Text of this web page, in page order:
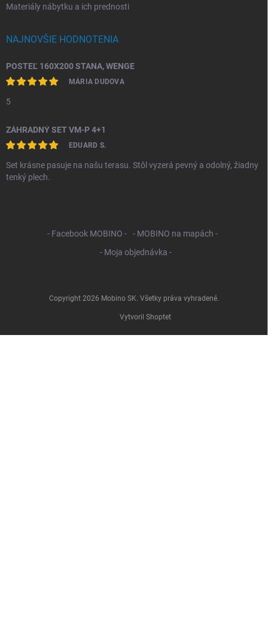
Materiály nábytku a ich prednosti
NAJNOVŠIE HODNOTENIA
POSTEĽ 160X200 STANA, WENGE
MÁRIA DUDOVA
5
ZÁHRADNÝ SET VM-P 4+1
EDUARD S.
Set krásne pasuje na našu terasu. Stôl vyzerá pevný a odolný, žiadny
tenký plech.
- Facebook MOBINO -
- MOBINO na mapách -
- Moja objednávka -
Vytvoril Shoptet
Copyright 2026 Mobino SK. Všetky práva vyhradené.